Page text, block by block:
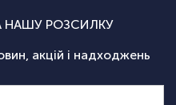
НАШУ РОЗСИЛКУ
акцій і надходжень